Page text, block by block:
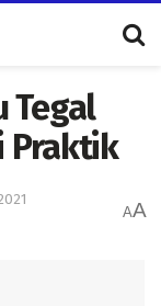
Tegal
Praktik
AA